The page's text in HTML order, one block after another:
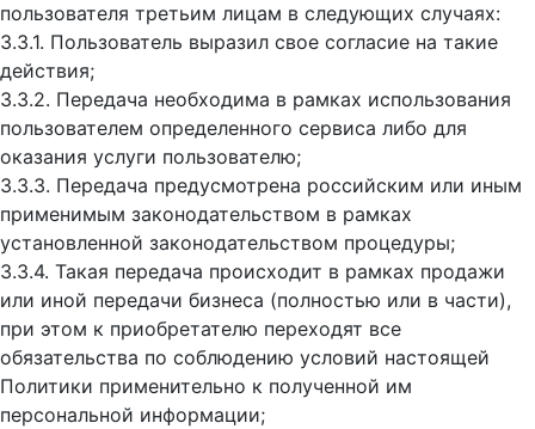
пользователя третьим лицам в следующих случаях:
3.3.1. Пользователь выразил свое согласие на такие
действия;
3.3.2. Передача необходима в рамках использования
пользователем определенного сервиса либо для
оказания услуги пользователю;
3.3.3. Передача предусмотрена российским или иным
применимым законодательством в рамках
установленной законодательством процедуры;
3.3.4. Такая передача происходит в рамках продажи
или иной передачи бизнеса (полностью или в части),
при этом к приобретателю переходят все
обязательства по соблюдению условий настоящей
Политики применительно к полученной им
персональной информации;